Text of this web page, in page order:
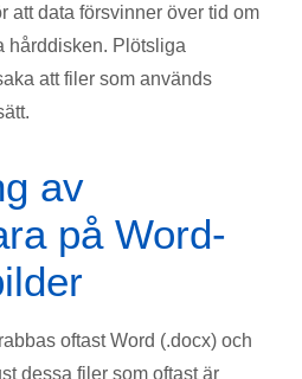
att data försvinner över tid om
hårddisken. Plötsliga
att filer som används
av
på Word-
oftast Word (.docx) och
dessa filer som oftast är